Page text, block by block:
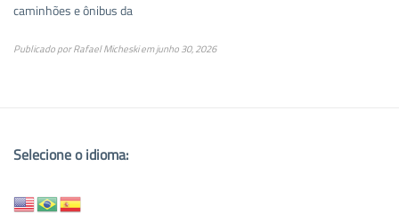
caminhões e ônibus da
Publicado porRafael Micheskiemjunho 30, 2026
Selecione o idioma: